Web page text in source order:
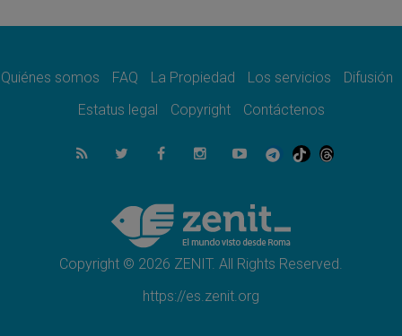
06.08.2026
06.08.2026
de la Paz en la Escuela de San Francisco
La visita del Papa León XIV a Asís en un
minuto
El agradecimiento de los jóvenes al Papa:
«Hoy nos sentimos Iglesia»
Quiénes somos FAQ La Propiedad Los servicios
Difusión
Estatus legal
Copyright Contáctenos
Copyright © 2026 ZENIT. All Rights Reserved.
https://es.zenit.org